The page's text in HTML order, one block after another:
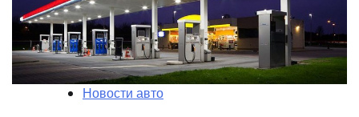
Новости авто